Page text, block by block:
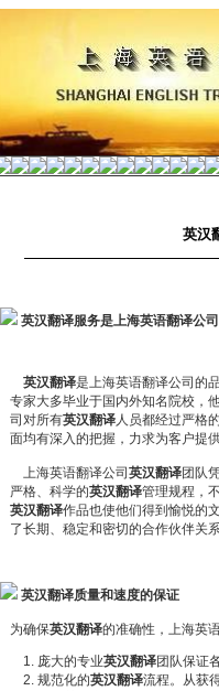
英汉
英汉翻译服务是上海英语翻译公
英汉翻译是上海英语翻译公司的
专家大多毕业于国内外知名院校，
司对所有英汉翻译人员都经过严格
面均有深入的把握，力求为客户提
上海英语翻译公司 英汉翻译团队
严格、科学的英汉翻译管理规程，
英汉翻译作品也使他们得到愉悦的
了长期、稳定和密切的合作伙伴关系
英汉翻译质量和速度的保证
为确保英汉翻译的准确性，上海英
庞大的专业英汉翻译团队保证
规范化的英汉翻译流程。从获